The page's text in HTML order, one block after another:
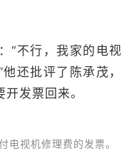
“不行，我家的电视
还批评了陈承茂，
发票回来。
视机修理费的发票。